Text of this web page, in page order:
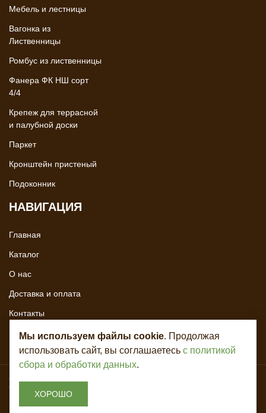
Мебель и лестницы
Вагонка из
Лиственницы
Ромбус из лиственницы
Фанера ФК НШ сорт
4/4
Крепеж для террасной
и палубной доски
Паркет
Кронштейн пристеный
Подоконник
НАВИГАЦИЯ
Главная
Каталог
О нас
Доставка и оплата
Контакты
Copyright © 2020 - 2026. Всё для лестниц. Разработка и продвижение -
Vegas Studio
Мы используем файлы cookie. Продолжая
использовать сайт, вы соглашаетесь с политикой
сбора и обработки данных.
ХОРОШО